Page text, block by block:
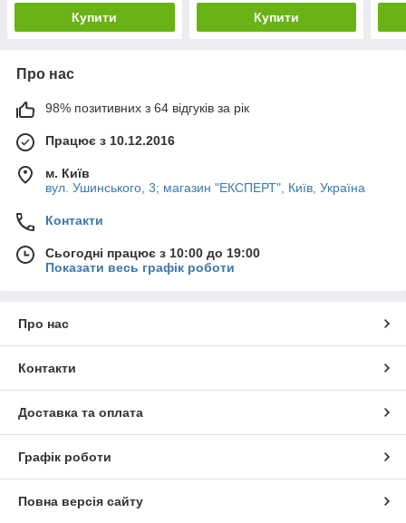
Купити Купити
Про нас
98% позитивних з 64 відгуків за рік
Працює з 10.12.2016
м. Київ
вул. Ушинського, 3; магазин "ЕКСПЕРТ", Київ, Україна
Контакти
Сьогодні працює з 10:00 до 19:00
Показати весь графік роботи
Про нас
Контакти
Доставка та оплата
Графік роботи
Повна версія сайту